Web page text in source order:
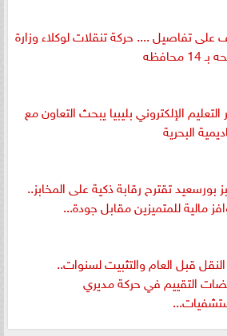
على تفاصيل .... حركة تنقلات لوكلاء وزارة
محافظه
التعليم الإلكتروني بليبيا يبحث التعاون مع
البحرية
بورسعيد تقترح رقابة ذكية على المخابز..
مالية للمتميزين مقابل جودة...
قبل العام والتثبيت لسنوات..
التقييم في حركة مديري